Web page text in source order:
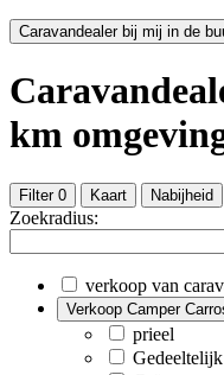
Caravandealer bij mij in de
km
Filter 0 Kaart Nabijheid
Zoekradius:
verkoop van
Verkoop Camper
prieel